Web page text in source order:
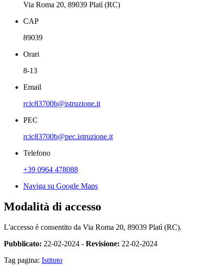
Via Roma 20, 89039 Platì (RC)
CAP
89039
Orari
8-13
Email
rcic83700b@istruzione.it
PEC
rcic83700b@pec.istruzione.it
Telefono
+39 0964 478088
Naviga su Google Maps
Modalità di accesso
L'accesso è consentito da Via Roma 20, 89039 Platì (RC).
Pubblicato: 22-02-2024 - Revisione: 22-02-2024
Tag pagina: Istituto